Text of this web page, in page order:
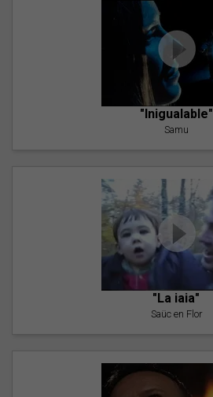
"Inigualable"
Samu
"La iaia"
Saüc en Flor